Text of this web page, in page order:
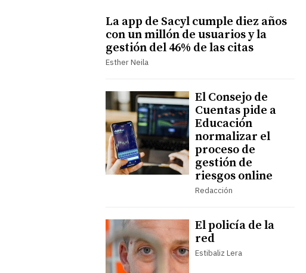
La app de Sacyl cumple diez años
con un millón de usuarios y la
gestión del 46% de las citas
Esther Neila
El Consejo de
Cuentas pide a
Educación
normalizar el
proceso de
gestión de
riesgos online
Redacción
El policía de la
red
Estibaliz Lera